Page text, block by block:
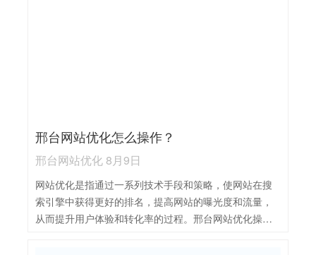
邢台网站优化怎么操作？
邢台网站优化 8月9日
网站优化是指通过一系列技术手段和策略，使网站在搜
索引擎中获得更好的排名，提高网站的曝光度和流量，
从而提升用户体验和转化率的过程。邢台网站优化操作